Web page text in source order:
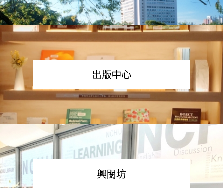
出版中心
興閱坊